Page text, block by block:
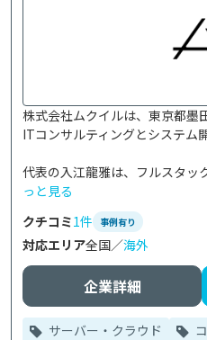
株式会社ムクイルは、東京都墨
ITコンサルティングとシステム
代表の入江龍雅は、フルスタッ
っと見る
クチコミ1件 事例有り
対応エリア全国／海外
企業詳細
サーバー・クラウド